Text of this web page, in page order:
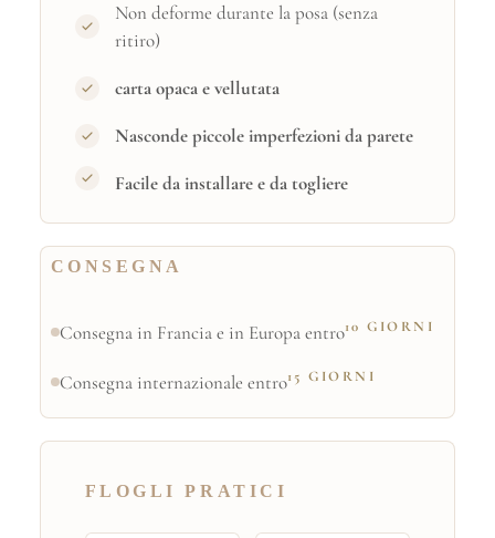
Non deforme durante la posa (senza
ritiro)
carta opaca e vellutata
Nasconde piccole imperfezioni da parete
Facile da installare e da togliere
CONSEGNA
Consegna in Francia e in Europa entro10 GIORNI
Consegna internazionale entro15 GIORNI
FLOGLI PRATICI